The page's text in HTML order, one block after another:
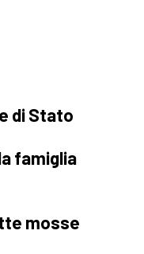
di Stato
famiglia
mosse